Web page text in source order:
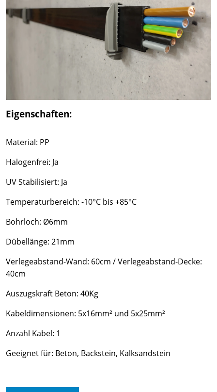
Eigenschaften:
Material: PP
Halogenfrei: Ja
UV Stabilisiert: Ja
Temperaturbereich: -10°C bis +85°C
Bohrloch: Ø6mm
Dübellänge: 21mm
Verlegeabstand-Wand: 60cm / Verlegeabstand-Decke:
40cm
Auszugskraft Beton: 40Kg
Kabeldimensionen: 5x16mm² und 5x25mm²
Anzahl Kabel: 1
Geeignet für: Beton, Backstein, Kalksandstein